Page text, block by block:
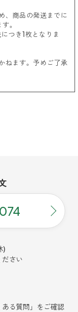
、商品の発送までに
。
つき1枚となりま
ねます。予めご了承
)
ださい
る質問」をご確認